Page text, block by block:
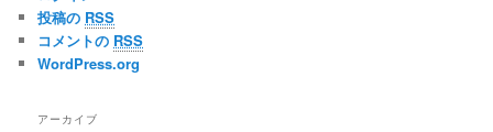
投稿の RSS
コメントの RSS
WordPress.org
アーカイブ